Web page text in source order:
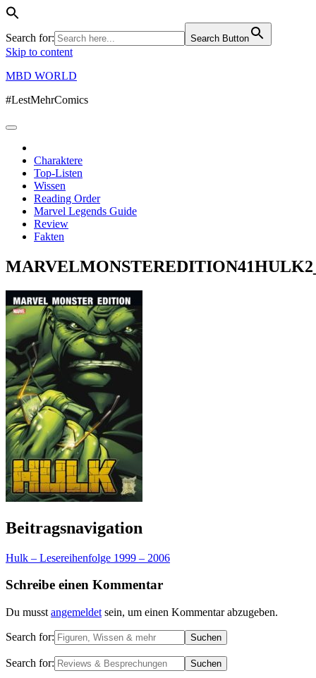
Search for: Search Button
Skip to content
MBD WORLD
#LestMehrComics
Charaktere
Top-Listen
Wissen
Reading Order
Marvel Legends Guide
Review
Fakten
Beitragsnavigation
Hulk – Lesereihenfolge 1999 – 2006
Schreibe einen Kommentar
Du musst angemeldet sein, um einen Kommentar abzugeben.
Search for:
Search for: